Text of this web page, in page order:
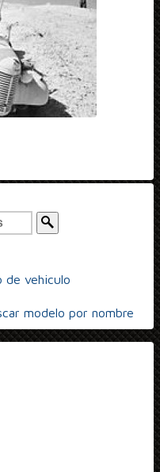
de vehiculo
modelo por nombre